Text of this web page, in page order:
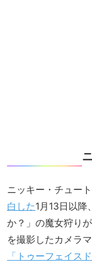
ニッキー・チュー
白した1月13日以
か？」の魔女狩り
を撮影したカメラ
「トゥーフェイス